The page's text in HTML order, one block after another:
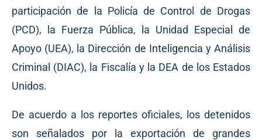
participación de la Policía de Control de Drogas
(PCD), la Fuerza Pública, la Unidad Especial de
Apoyo (UEA), la Dirección de Inteligencia y Análisis
Criminal (DIAC), la Fiscalía y la DEA de los Estados
Unidos.
De acuerdo a los reportes oficiales, los detenidos
son señalados por la exportación de grandes